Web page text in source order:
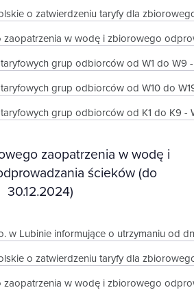
o zatwierdzeniu taryfy dla
w wodę i zbiorowego
grup odbiorców od W1 do W9 -
grup odbiorców od W10 do
grup odbiorców od K1 do K9 -
zaopatrzenia w wodę i
ścieków (do
30.12.2024)
w Lubinie informujące o utrzymaniu od
o zatwierdzeniu taryfy dla
w wodę i zbiorowego